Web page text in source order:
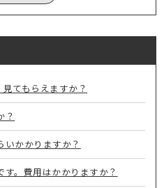
てもらえますか？
？
かかりますか？
。費用はかかりますか？